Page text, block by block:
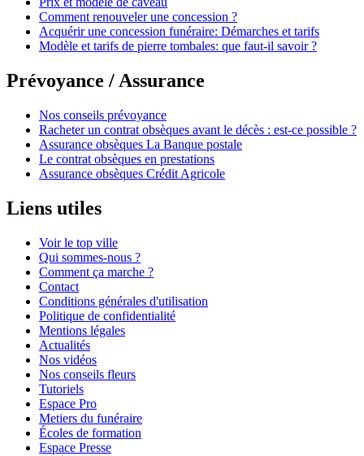
Comment renouveler une concession ?
Acquérir une concession funéraire: Démarches et tarifs
Modèle et tarifs de pierre tombales: que faut-il savoir ?
Prévoyance / Assurance
Nos conseils prévoyance
Racheter un contrat obsèques avant le décès : est-ce possible ?
Assurance obsèques La Banque postale
Le contrat obsèques en prestations
Assurance obsèques Crédit Agricole
Liens utiles
Voir le top ville
Qui sommes-nous ?
Comment ça marche ?
Contact
Conditions générales d'utilisation
Politique de confidentialité
Mentions légales
Actualités
Nos vidéos
Nos conseils fleurs
Tutoriels
Espace Pro
Metiers du funéraire
Écoles de formation
Espace Presse